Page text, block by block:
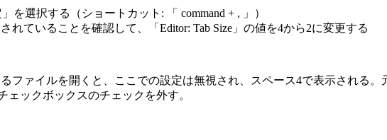
を選択する（ショートカット: 「 command + , 」）
れていることを確認して、「Editor: Tab Size」の値を4から2に変更する
ファイルを開くと、ここでの設定は無視され、スペース4で表示される
ェックボックスのチェックを外す。